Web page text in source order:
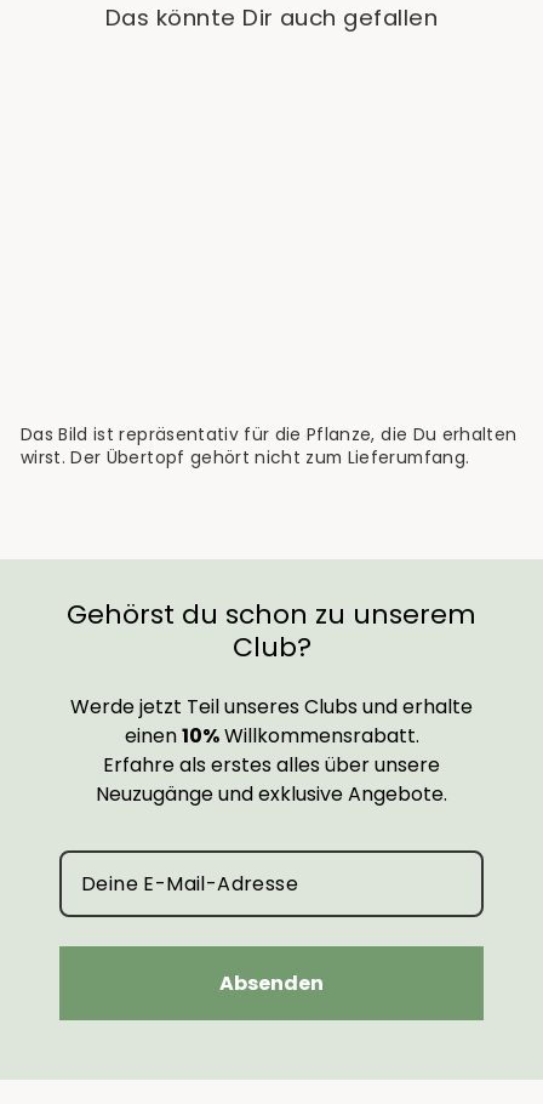
Das könnte Dir auch gefallen
Das Bild ist repräsentativ für die Pflanze, die Du erhalten
wirst. Der Übertopf gehört nicht zum Lieferumfang.
Gehörst du schon zu unserem
Club?
Werde jetzt Teil unseres Clubs und erhalte
einen10%Willkommensrabatt.
Erfahre als erstes alles über unsere
Neuzugänge und exklusive Angebote.
Absenden